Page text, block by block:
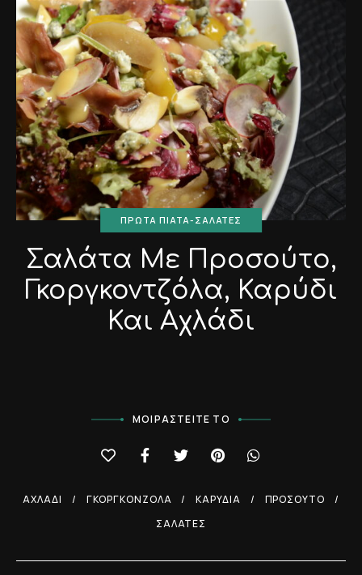
ΠΡΏΤΑ ΠΙΆΤΑ-ΣΑΛΆΤΕΣ
Σαλάτα Με Προσούτο,
Γκοργκοντζόλα, Καρύδι
Και Αχλάδι
ΜΟΙΡΑΣΤΕΊΤΕ ΤΟ
ΑΧΛΆΔΙ ΓΚΟΡΓΚΟΝΖΌΛΑ ΚΑΡΎΔΙΑ
ΠΡΟΣΟΎΤΟ
ΣΑΛΆΤΕΣ